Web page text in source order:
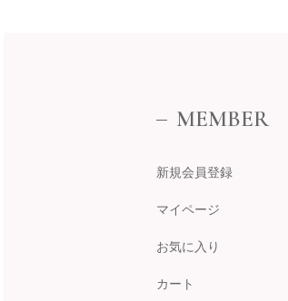
MEMBER
新規会員登録
マイページ
お気に入り
カート